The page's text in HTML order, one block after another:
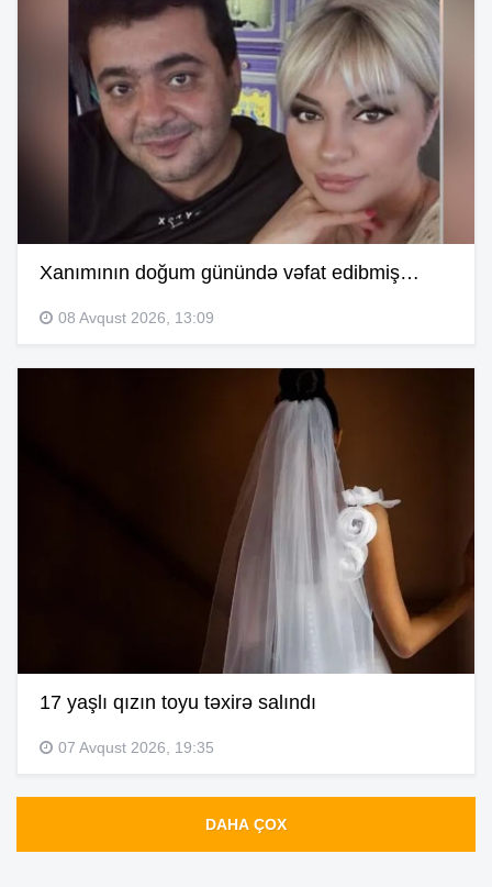
Xanımının doğum günündə vəfat edibmiş…
08 Avqust 2026, 13:09
17 yaşlı qızın toyu təxirə salındı
07 Avqust 2026, 19:35
DAHA ÇOX